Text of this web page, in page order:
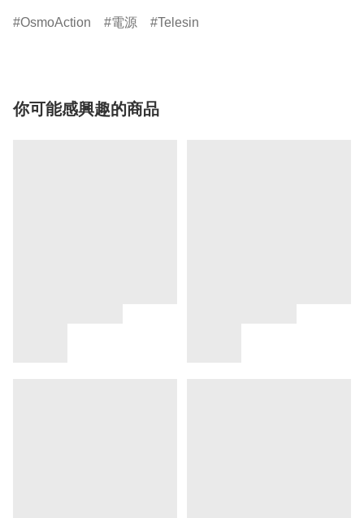
OsmoAction 電源 Telesin
你可能感興趣的商品